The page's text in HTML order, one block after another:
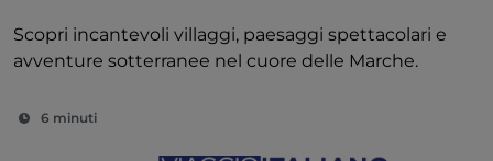
Scopri incantevoli villaggi, paesaggi spettacolari e
avventure sotterranee nel cuore delle Marche.
6 minuti